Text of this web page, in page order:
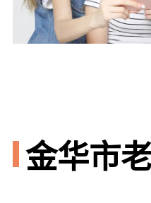
金华市